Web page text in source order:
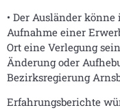
• Der Ausländer
Aufnahme einer
Ort eine Verlegung
Änderung oder
Bezirksregierung
Erfahrungsberichte